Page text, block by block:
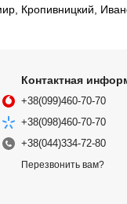
Кропивницкий,
Контактная
+38(099)460-70-70
+38(098)460-70-70
+38(044)334-72-80
Перезвонить вам?